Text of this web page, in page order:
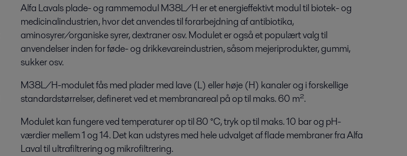
Alfa Lavals plade- og rammemodul M38L/H er et energieffektivt modul til biotek- og
medicinalindustrien, hvor det anvendes til forarbejdning af antibiotika,
aminosyrer/organiske syrer, dextraner osv. Modulet er også et populært valg til
anvendelser inden for føde- og drikkevareindustrien, såsom mejeriprodukter, gummi,
sukker osv.
M38L/H-modulet fås med plader med lave (L) eller høje (H) kanaler og i forskellige
standardstørrelser, defineret ved et membranareal på op til maks. 60 m².
Modulet kan fungere ved temperaturer op til 80 °C, tryk op til maks. 10 bar og pH-
værdier mellem 1 og 14. Det kan udstyres med hele udvalget af flade membraner fra Alfa
Laval til ultrafiltrering og mikrofiltrering.